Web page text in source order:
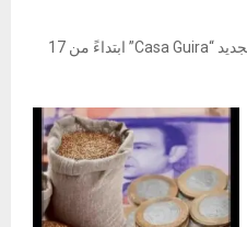
ينطلق الفيلم السينمائي المغربي الجديد “Casa Guira” ابتداءً من 17